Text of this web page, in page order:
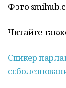
Фото
Читайте
Спикер